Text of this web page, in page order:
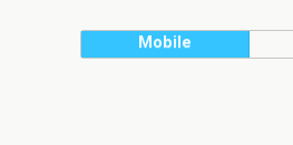
Mobile